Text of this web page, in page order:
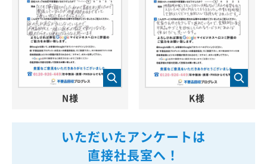
いただいたアンケートは
直接社長室へ！
N様 K様